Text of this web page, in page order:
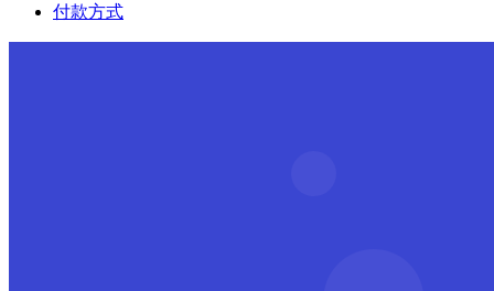
付款方式